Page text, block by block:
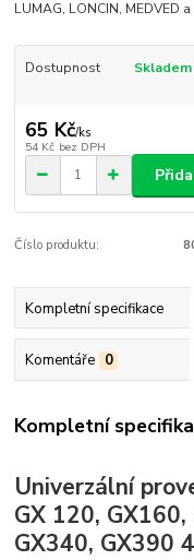
LUMAG, LONCIN, MEDVED
Dostupnost Skladem
65 Kč/ks
54 Kč bez DPH
Číslo produktu:
Kompletní specifikace
Komentáře 0
Kompletní
Univerzální
GX 120,
GX340, GX390